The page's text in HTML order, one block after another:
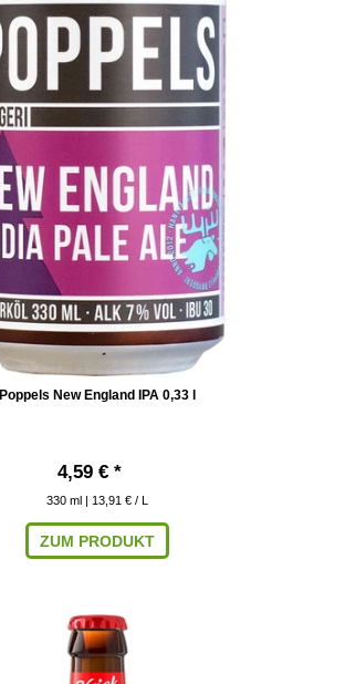
Poppels New England IPA 0,33 l
4,59 € *
330 ml | 13,91 € / L
ZUM PRODUKT